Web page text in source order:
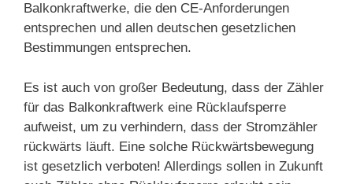
Balkonkraftwerke, die den CE-Anforderungen
entsprechen und allen deutschen gesetzlichen
Bestimmungen entsprechen.
Es ist auch von großer Bedeutung, dass der Zähler
für das Balkonkraftwerk eine Rücklaufsperre
aufweist, um zu verhindern, dass der Stromzähler
rückwärts läuft. Eine solche Rückwärtsbewegung
ist gesetzlich verboten! Allerdings sollen in Zukunft